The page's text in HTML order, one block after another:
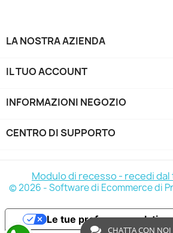
LA NOSTRA AZIENDA
IL TUO ACCOUNT
INFORMAZIONI NEGOZIO
CENTRO DI SUPPORTO
Modulo di recesso - recedi
© 2026 - Software di Ecommerce di
Le tue preferenze relative
CHATTA CON NOI